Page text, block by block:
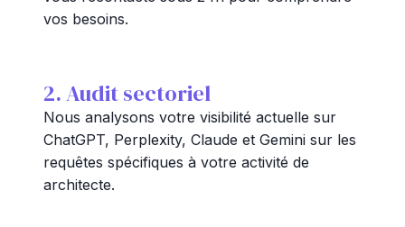
vos besoins.
2. Audit sectoriel
Nous analysons votre visibilité actuelle sur
ChatGPT, Perplexity, Claude et Gemini sur les
requêtes spécifiques à votre activité de
architecte.